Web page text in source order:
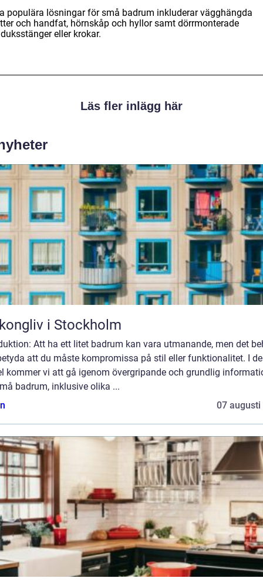
populära lösningar för små badrum inkluderar vägghängda
och handfat, hörnskåp och hyllor samt dörrmonterade
eller krokar.
Läs fler inlägg här
i Stockholm
Att ha ett litet badrum kan vara utmanande, men det
att du måste kompromissa på stil eller funktionalitet. I
kommer vi att gå igenom övergripande och grundlig
badrum, inklusive olika ...
07 augusti